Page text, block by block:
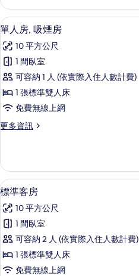
Smoking
的
詳
顯
示
單
人
房,
吸
房
所
有
相
片
9
單人房, 吸煙房
10 平方公尺
1 間臥室
可容納 1 人 (依實際入住人數計費)
1 張標準雙人床
免費無線上網
更多資訊
更
房,
吸
煙
的
詳
情
顯
示
標
準
客
房
8
標準客房
10 平方公尺
1 間臥室
可容納 2 人 (依實際入住人數計費)
1 張標準雙人床
免費無線上網